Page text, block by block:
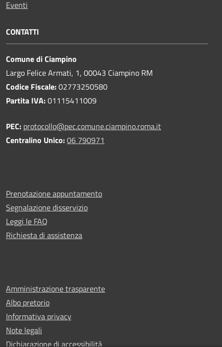
Eventi
CONTATTI
Comune di Ciampino
Largo Felice Armati, 1, 00043 Ciampino RM
Codice Fiscale:02773250580
Partita IVA:01115411009
PEC: protocollo@pec.comune.ciampino.roma.it
Centralino Unico:06 790971
Prenotazione appuntamento
Segnalazione disservizio
Leggi le FAQ
Richiesta di assistenza
Amministrazione trasparente
Albo pretorio
Informativa privacy
Note legali
Dichiarazione di accessibilità